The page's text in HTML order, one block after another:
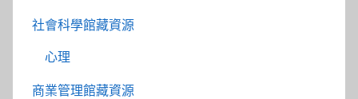
社會科學館藏資源
心理
商業管理館藏資源